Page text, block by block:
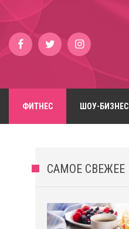
ФИТНЕС ШОУ-БИЗНЕС
САМОЕ СВЕЖЕЕ